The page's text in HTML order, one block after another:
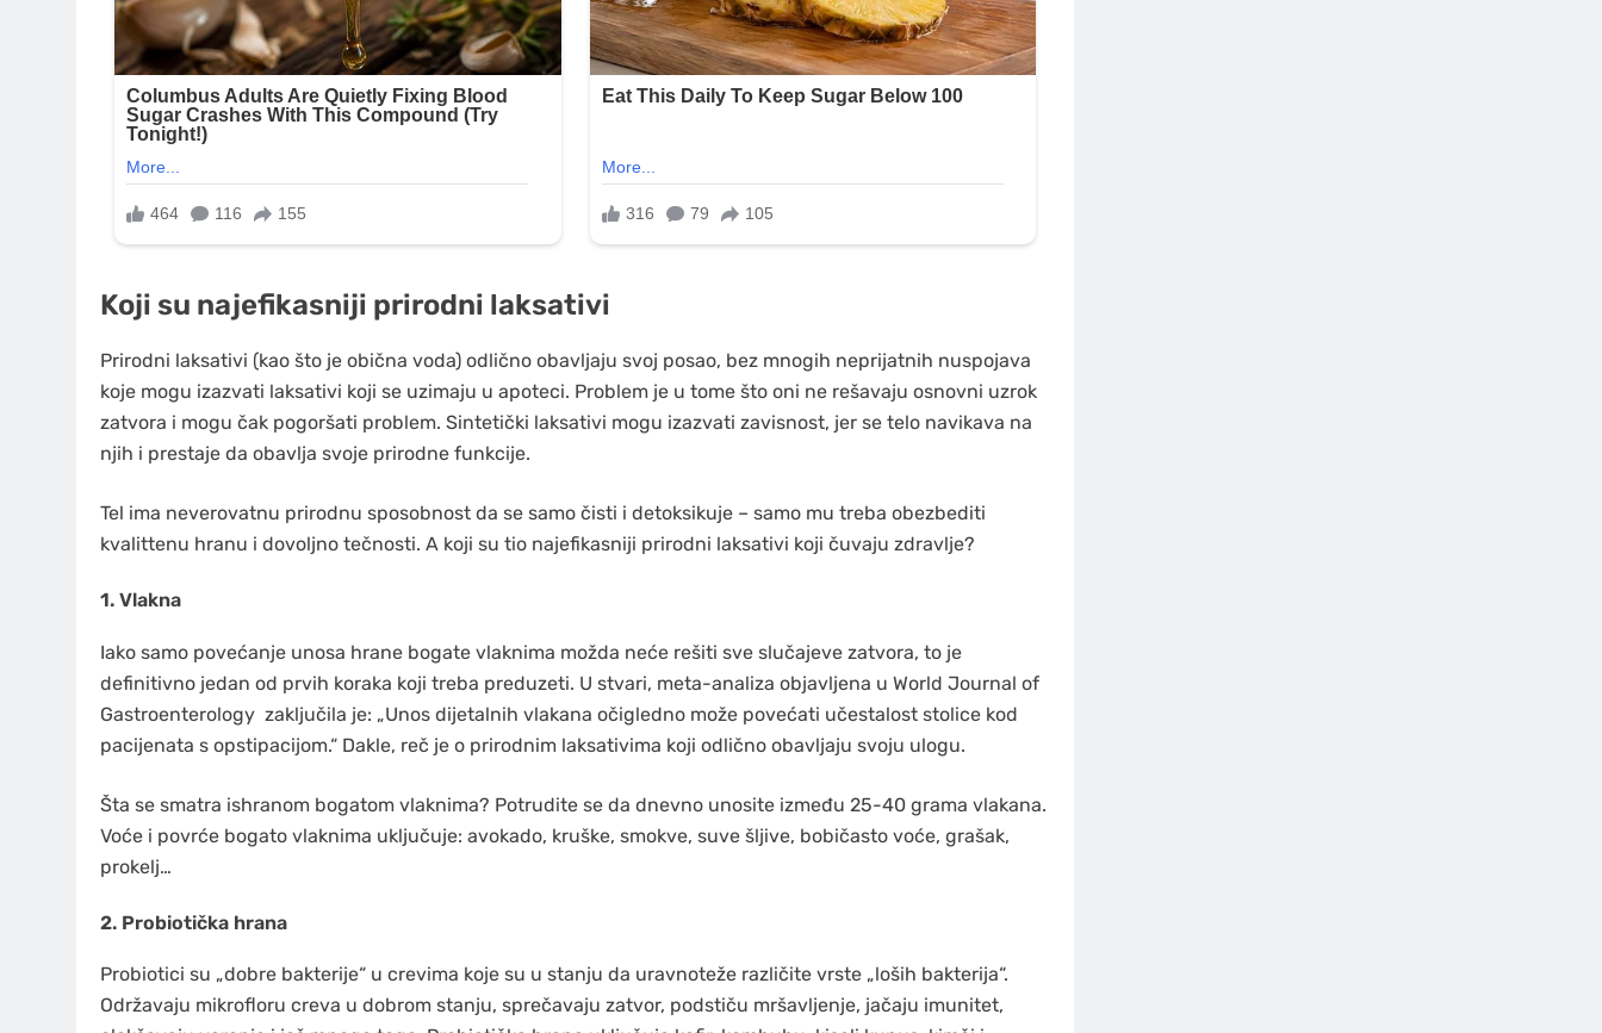
Koji su najefikasniji prirodni laksativi
Prirodni laksativi (kao što je obična voda) odlično obavljaju svoj posao, bez mnogih neprijatnih nuspojava
koje mogu izazvati laksativi koji se uzimaju u apoteci. Problem je u tome što oni ne rešavaju osnovni uzrok
zatvora i mogu čak pogoršati problem. Sintetički laksativi mogu izazvati zavisnost, jer se telo navikava na
njih i prestaje da obavlja svoje prirodne funkcije.
Tel ima neverovatnu prirodnu sposobnost da se samo čisti i detoksikuje – samo mu treba obezbediti
kvalittenu hranu i dovoljno tečnosti. A koji su tio najefikasniji prirodni laksativi koji čuvaju zdravlje?
1. Vlakna
Iako samo povećanje unosa hrane bogate vlaknima možda neće rešiti sve slučajeve zatvora, to je
definitivno jedan od prvih koraka koji treba preduzeti. U stvari, meta-analiza objavljena u World Journal of
Gastroenterology zaključila je: „Unos dijetalnih vlakana očigledno može povećati učestalost stolice kod
pacijenata s opstipacijom.“ Dakle, reč je o prirodnim laksativima koji odlično obavljaju svoju ulogu.
Šta se smatra ishranom bogatom vlaknima? Potrudite se da dnevno unosite između 25-40 grama vlakana.
Voće i povrće bogato vlaknima uključuje: avokado, kruške, smokve, suve šljive, bobičasto voće, grašak,
prokelj…
2. Probiotička hrana
Probiotici su „dobre bakterije“ u crevima koje su u stanju da uravnoteže različite vrste „loših bakterija“.
Održavaju mikrofloru creva u dobrom stanju, sprečavaju zatvor, podstiču mršavljenje, jačaju imunitet,